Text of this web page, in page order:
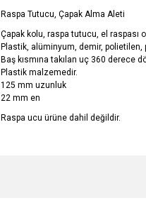
Raspa Tutucu, Çapak Alma Aleti
Çapak kolu, raspa tutucu, el raspası
Plastik, alüminyum, demir, polietilen,
Baş kısmına takılan uç 360 derece
Plastik malzemedir.
125 mm uzunluk
22 mm en
Raspa ucu ürüne dahil değildir.